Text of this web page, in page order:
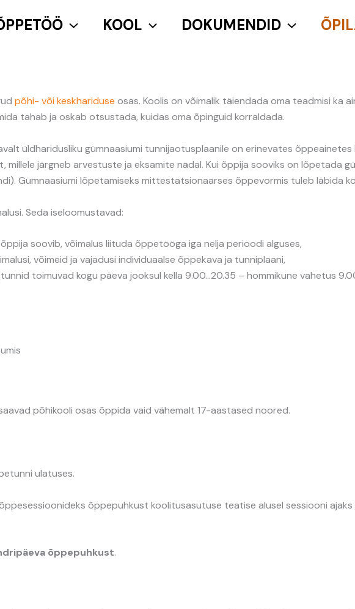
KOOL DOKUMENDID
põhi- või keskhariduse osas. Koolis on võimalik täiendada oma teadmisi ka
tahab ja oskab otsustada, kuidas oma õpinguid korraldada.
üldharidusliku gümnaasiumi tunnijaotusplaanile on erinevates õppeainetes
järgneb arvestuste ja eksamite nädal. Kui õppija sooviks on lõpetada
Gümnaasiumi lõpetamiseks mittestatsionaarses õppevormis tuleb läbida
Seda iseloomustavad:
soovib, võimalus liituda õppetööga iga nelja perioodi alguses,
võimeid ja vajadusi individuaalse õppekava ja tunniplaani,
toimuvad kogu päeva jooksul kella 9.00…20.35 – hommikune vahetus
põhikooli osas õppida vaid vähemalt 17-aastased noored.
ulatuses.
õppepuhkust koolitusasutuse teatise alusel sessiooni ajaks
õppepuhkust.